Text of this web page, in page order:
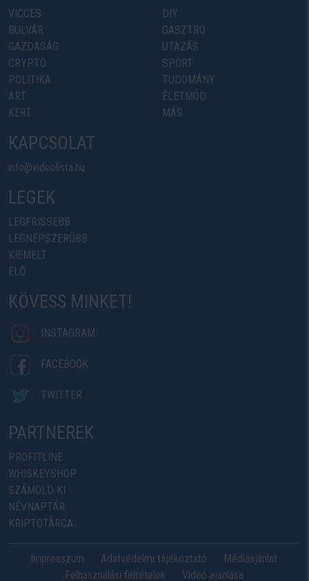
VICCES
BULVÁR
GAZDASÁG
CRYPTO
POLITIKA
ART
KERT
DIY
GASZTRO
UTAZÁS
SPORT
TUDOMÁNY
ÉLETMÓD
MÁS
KAPCSOLAT
info@videolista.hu
LEGEK
LEGFRISSEBB
LEGNÉPSZERŰBB
KIEMELT
ÉLŐ
KÖVESS MINKET!
INSTAGRAM
FACEBOOK
TWITTER
PARTNEREK
PROFITLINE
WHISKEYSHOP
SZÁMOLD KI
NÉVNAPTÁR
KRIPTOTÁRCA
Impresszum Adatvédelmi tájékoztató
Médiaajánlat
Felhasználási feltételek
Videó ajánlása